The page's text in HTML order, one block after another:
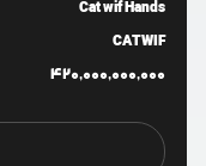
Cat wif Hands
CATWIF
420,000,000,000